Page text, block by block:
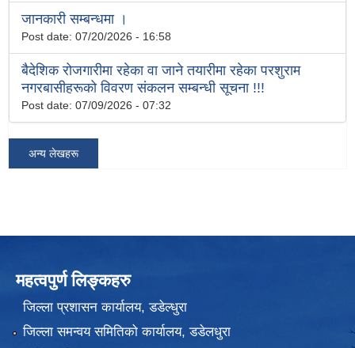
जानकारी सम्बन्धमा ।
Post date: 07/20/2026 - 16:58
बैदेशिक रोजगारीमा रहेका वा जाने तयारीमा रहेका परशुराम
नगरबासीहरूको विवरण संकलन सम्बन्धी सूचना !!!
Post date: 07/09/2026 - 07:32
अन्य लेखहरू
महत्वपुर्ण लिङ्कहरु
जिल्ला प्रशासन कार्यालय, डडेल्धुरा
जिल्ला समन्वय समितिको कार्यालय, डडेलधुरा